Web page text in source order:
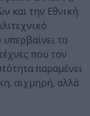
και την Εθνική
τα
που τον
παραμένει
αιχμηρή, αλλά